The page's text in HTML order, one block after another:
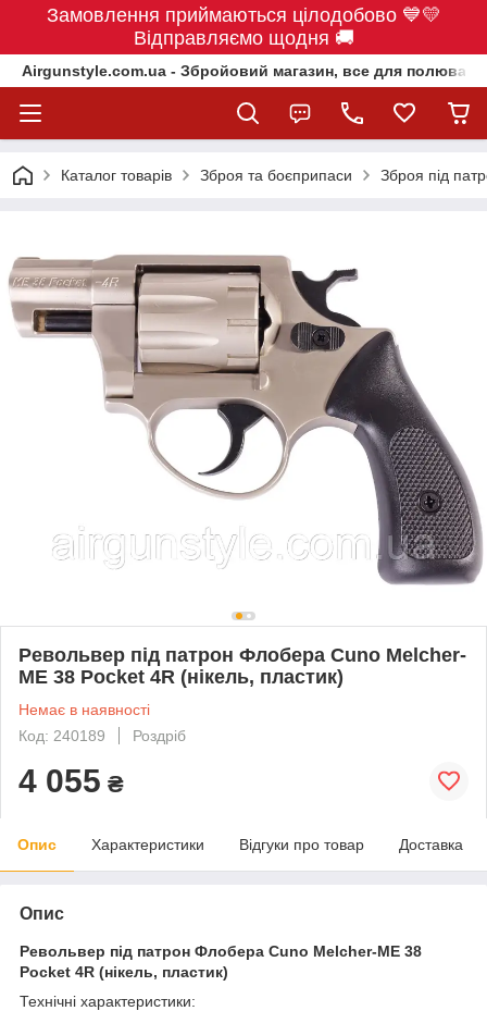
Замовлення приймаються цілодобово 💙💛
Відправляємо щодня 🚚
Airgunstyle.com.ua - Збройовий магазин, все для
Каталог товарів Зброя та боєприпаси Зброя під
Револьвер під патрон Флобера Cuno Melcher-
ME 38 Pocket 4R (нікель, пластик)
Немає в наявності
Код: 240189
Роздріб
4 055 ₴
Опис Характеристики Відгуки про товар Доставка
Опис
Револьвер під патрон Флобера Cuno Melcher-ME 38
Pocket 4R (нікель, пластик)
Технічні характеристики: